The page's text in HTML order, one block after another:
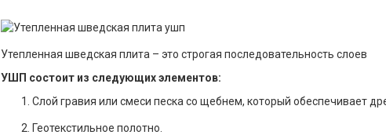
Утепленная шведская плита – это строгая последовательность слоев
УШП состоит из следующих элементов:
Слой гравия или смеси песка со щебнем, который обеспечивает
Геотекстильное полотно.